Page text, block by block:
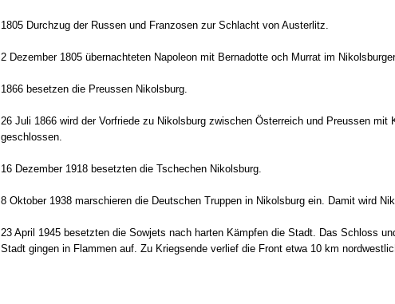
1805 Durchzug der Russen und Franzosen zur Schlacht von Austerlitz.
2 Dezember 1805 übernachteten Napoleon mit Bernadotte och Murrat im
1866 besetzen die Preussen Nikolsburg.
26 Juli 1866 wird der Vorfriede zu Nikolsburg zwischen Österreich und Preussen
geschlossen.
16 Dezember 1918 besetzten die Tschechen Nikolsburg.
8 Oktober 1938 marschieren die Deutschen Truppen in Nikolsburg ein. Damit wird
23 April 1945 besetzten die Sowjets nach harten Kämpfen die Stadt. Das Schloss
Stadt gingen in Flammen auf. Zu Kriegsende verlief die Front etwa 10 km